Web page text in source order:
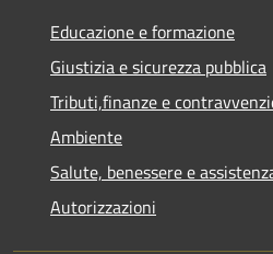
Educazione e formazione
Giustizia e sicurezza pubblica
Tributi,finanze e
Ambiente
Salute, benessere e
Autorizzazioni